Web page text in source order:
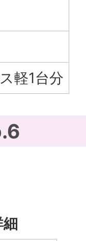
軽1台分